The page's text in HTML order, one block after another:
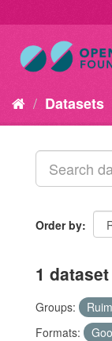
Datasets
Order by
1
Groups:
Formats: